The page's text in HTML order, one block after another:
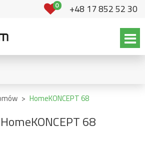
0 +48 17 852 52 30
> HomeKONCEPT 68
68